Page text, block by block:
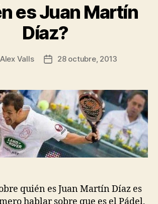
es Juan Martín
Díaz?
Alex Valls
Fecha
entrada
28 octubre, 2013
quién es Juan Martín Díaz es